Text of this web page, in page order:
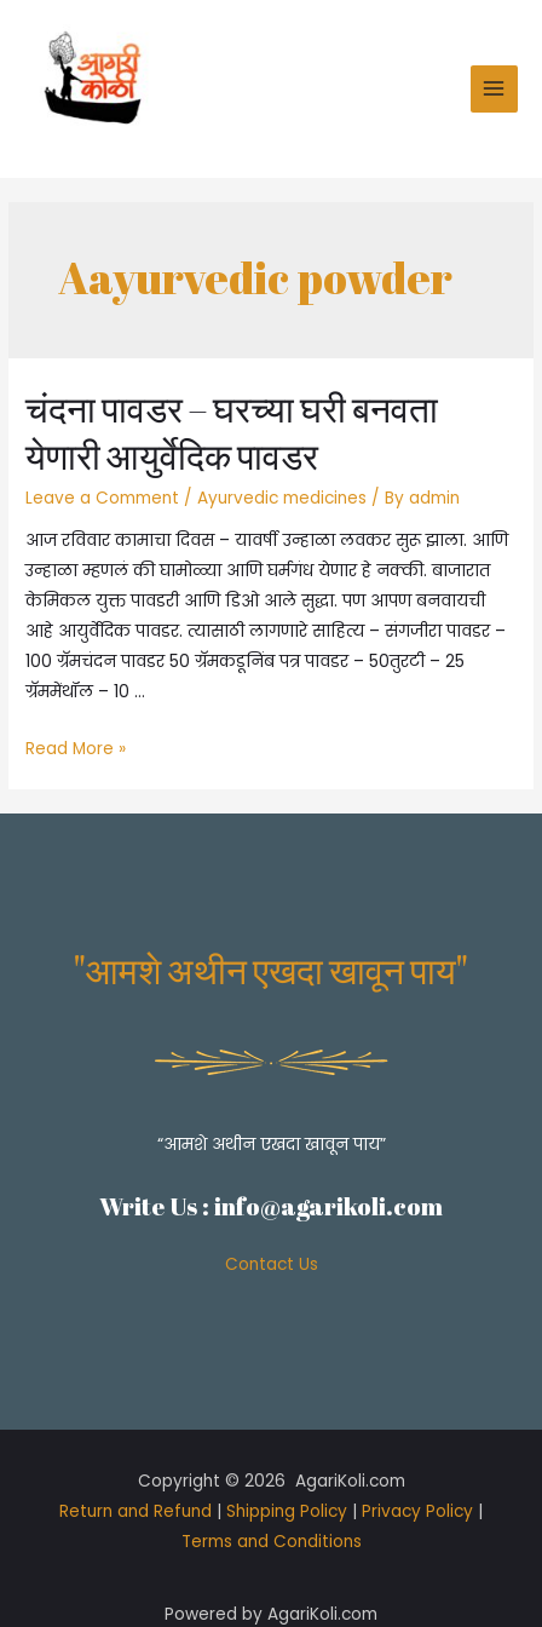
content
Aayurvedic powder
चंदना पावडर – घरच्या घरी बनवता
येणारी आयुर्वेदिक पावडर
Leave a Comment /Ayurvedic medicines / Byadmin
आज रविवार कामाचा दिवस – यावर्षी उन्हाळा लवकर सुरू झाला. आणि
उन्हाळा म्हणलं की घामोळ्या आणि घर्मगंध येणार हे नक्की. बाजारात
केमिकल युक्त पावडरी आणि डिओ आले सुद्धा. पण आपण बनवायची
आहे आयुर्वेदिक पावडर. त्यासाठी लागणारे साहित्य – संगजीरा पावडर –
100 ग्रॅमचंदन पावडर 50 ग्रॅमकडूनिंब पत्र पावडर – 50तुरटी – 25
ग्रॅममेंथॉल – 10 …
चंदना
–
आयुर्वेदिक
Read More »
"आमशे अथीन एखदा खावून पाय"
“आमशे अथीन एखदा खावून पाय”
Write Us :info@agarikoli.com
Contact Us
Copyright © 2026 AgariKoli.com
Return and Refund | Shipping Policy | Privacy Policy |
Terms and Conditions
Powered by AgariKoli.com